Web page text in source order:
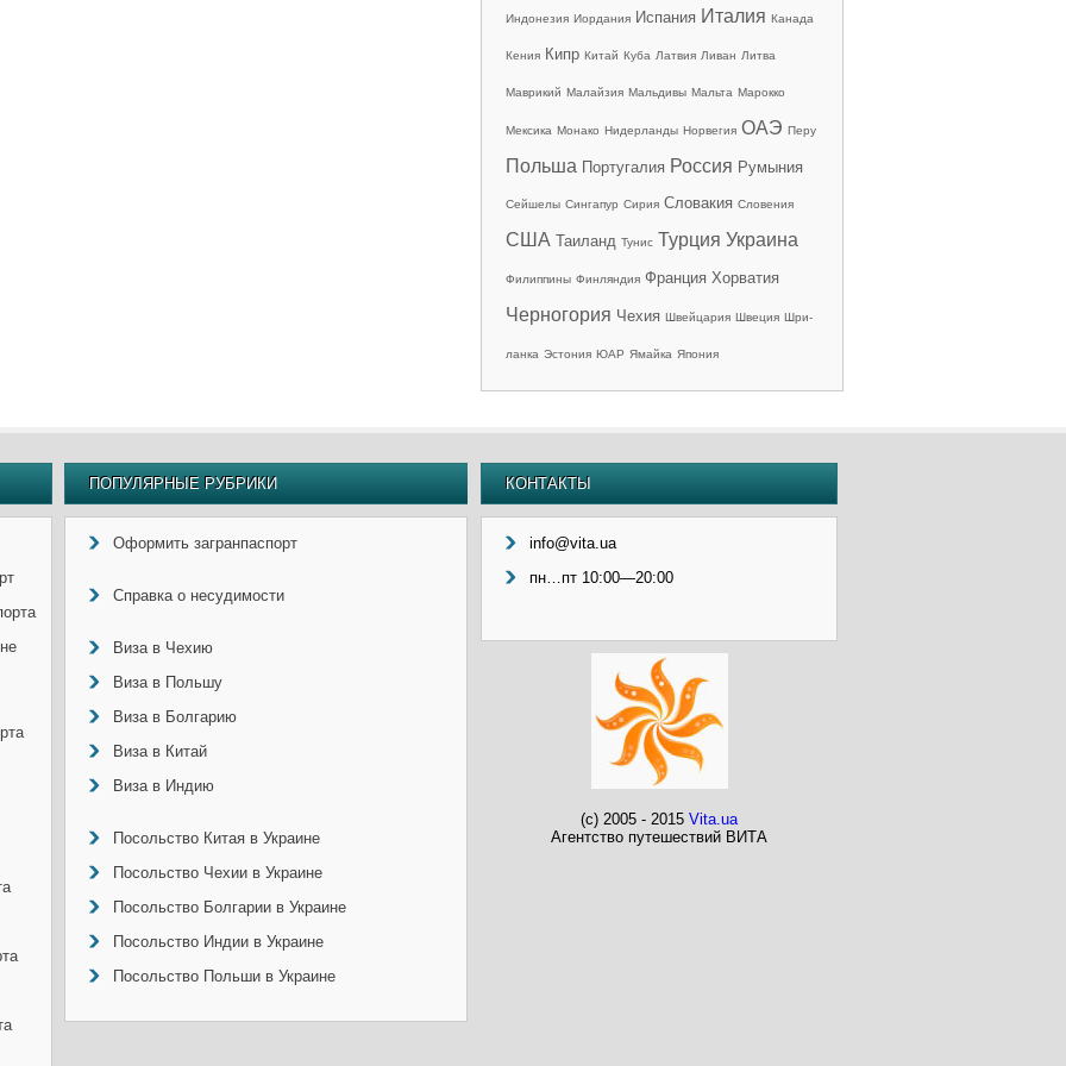
Индонезия Иордания Испания Италия Канада
Кения Кипр Китай Куба Латвия Ливан Литва
Маврикий Малайзия Мальдивы Мальта Марокко
Мексика Монако Нидерланды Норвегия ОАЭ Перу
Польша Португалия Россия Румыния
Сейшелы Сингапур Сирия Словакия Словения
США Таиланд Тунис Турция Украина
Филиппины Финляндия Франция Хорватия
Черногория Чехия Швейцария Швеция Шри-
ланка Эстония ЮАР Ямайка Япония
ПОПУЛЯРНЫЕ РУБРИКИ
Оформить загранпаспорт
Справка о несудимости
Виза в Чехию
Виза в Польшу
Виза в Болгарию
Виза в Китай
Виза в Индию
Посольство Китая в Украине
Посольство Чехии в Украине
Посольство Болгарии в Украине
Посольство Индии в Украине
Посольство Польши в Украине
КОНТАКТЫ
info@vita.ua
пн…пт 10:00—20:00
(c) 2005 - 2015 Vita.ua
Агентство путешествий ВИТА